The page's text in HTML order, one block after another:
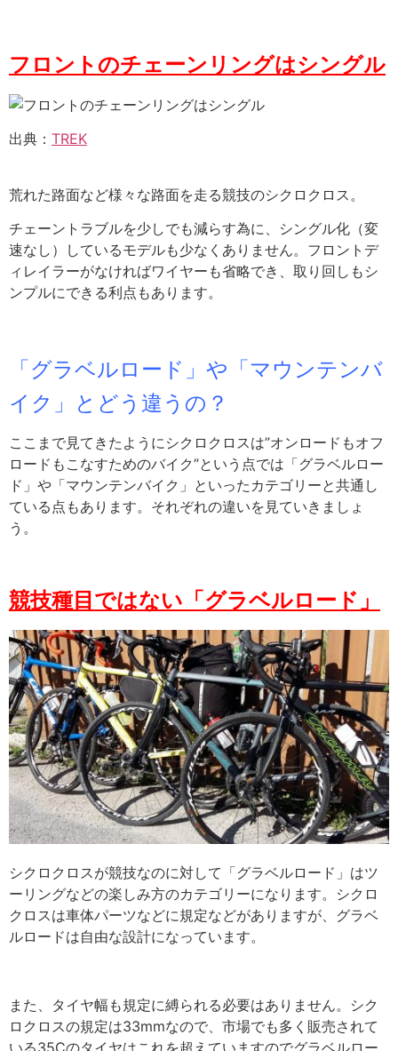
フロントのチェーンリングはシングル
出典： TREK
荒れた路面など様々な路面を走る競技のシクロクロス。
チェーントラブルを少しでも減らす為に、シングル化（変
速なし）しているモデルも少なくありません。フロントデ
ィレイラーがなければワイヤーも省略でき、取り回しもシ
ンプルにできる利点もあります。
「グラベルロード」や「マウンテンバ
イク」とどう違うの？
ここまで見てきたようにシクロクロスは”オンロードもオフ
ロードもこなすためのバイク”という点では「グラベルロー
ド」や「マウンテンバイク」といったカテゴリーと共通し
ている点もあります。それぞれの違いを見ていきましょ
う。
競技種目ではない「グラベルロード」
シクロクロスが競技なのに対して「グラベルロード」はツ
ーリングなどの楽しみ方のカテゴリーになります。シクロ
クロスは車体パーツなどに規定などがありますが、グラベ
ルロードは自由な設計になっています。
また、タイヤ幅も規定に縛られる必要はありません。シク
ロクロスの規定は33mmなので、市場でも多く販売されて
いる35Cのタイヤはこれを超えていますのでグラベルロー